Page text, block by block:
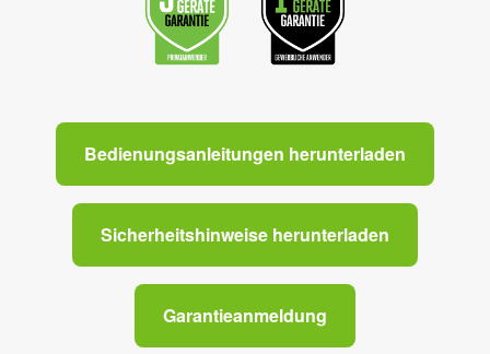
Bedienungsanleitungen herunterladen
Sicherheitshinweise herunterladen
Garantieanmeldung